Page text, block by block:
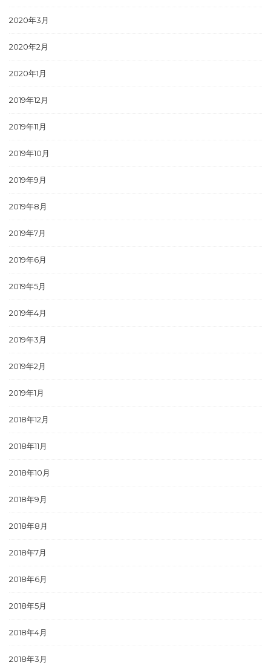
2020年3月
2020年2月
2020年1月
2019年12月
2019年11月
2019年10月
2019年9月
2019年8月
2019年7月
2019年6月
2019年5月
2019年4月
2019年3月
2019年2月
2019年1月
2018年12月
2018年11月
2018年10月
2018年9月
2018年8月
2018年7月
2018年6月
2018年5月
2018年4月
2018年3月